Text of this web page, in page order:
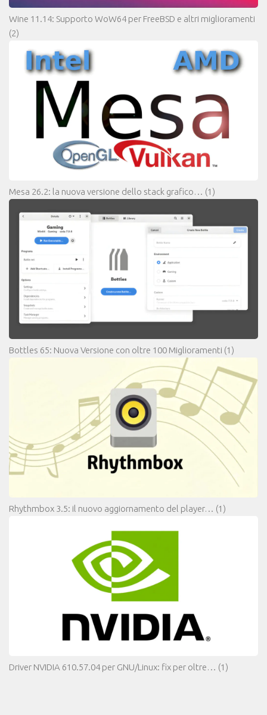
Wine 11.14: Supporto WoW64 per FreeBSD e altri miglioramenti
(2)
Mesa 26.2: la nuova versione dello stack grafico… (1)
Bottles 65: Nuova Versione con oltre 100 Miglioramenti (1)
Rhythmbox 3.5: il nuovo aggiornamento del player… (1)
Driver NVIDIA 610.57.04 per GNU/Linux: fix per oltre… (1)